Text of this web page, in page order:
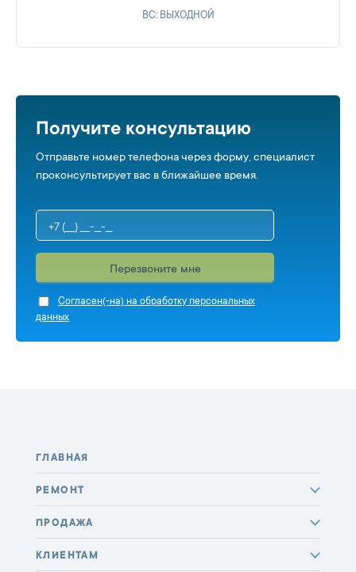
ВС: ВЫХОДНОЙ
Получите консультацию
Отправьте номер телефона через форму, специалист
проконсультирует вас в ближайшее время.
Перезвоните мне
Cогласен(-на) на обработку персональных
данных
ГЛАВНАЯ
РЕМОНТ
ПРОДАЖА
КЛИЕНТАМ